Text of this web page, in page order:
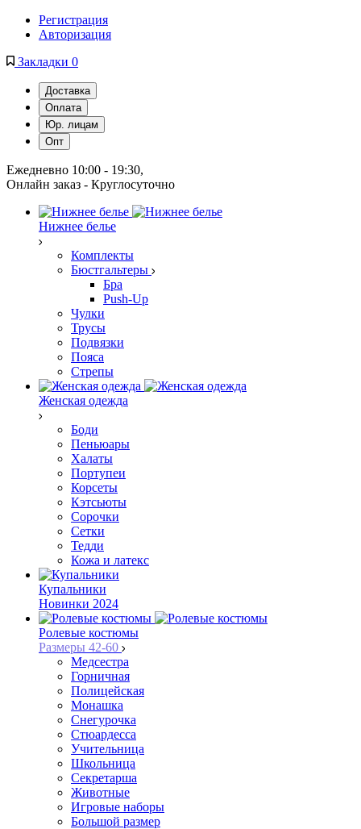
Регистрация
Авторизация
Закладки 0
Доставка
Оплата
Юр. лицам
Опт
Ежедневно 10:00 - 19:30,
Онлайн заказ - Круглосуточно
Нижнее белье
Комплекты
Бюстгальтеры
Бра
Push-Up
Чулки
Трусы
Подвязки
Пояса
Стрепы
Женская одежда
Боди
Пеньюары
Халаты
Портупеи
Корсеты
Кэтсьюты
Сорочки
Сетки
Тедди
Кожа и латекс
Купальники
Новинки 2024
Ролевые костюмы
Размеры 42-60
Медсестра
Горничная
Полицейская
Монашка
Снегурочка
Стюардесса
Учительница
Школьница
Секретарша
Животные
Игровые наборы
Большой размер